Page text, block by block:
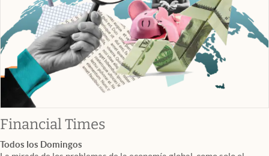
Financial Timesabre en nueva pestaña
Todos los Domingos